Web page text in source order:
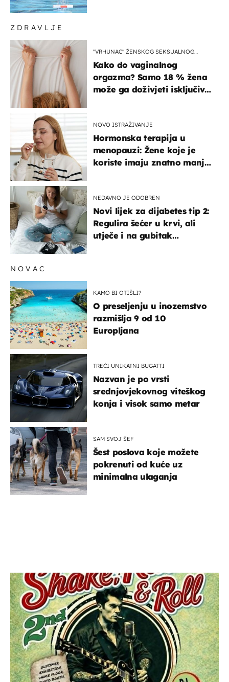
ZDRAVLJE
"VRHUNAC" ŽENSKOG SEKSUALNOG
Kako do vaginalnog
orgazma? Samo 18 % žena
može ga doživjeti isključivo
NOVO ISTRAŽIVANJE
Hormonska terapija u
menopauzi: Žene koje je
koriste imaju znatno manji
NEDAVNO JE ODOBREN
Novi lijek za dijabetes tip 2:
Regulira šećer u krvi, ali
utječe i na gubitak
NOVAC
KAMO BI OTIŠLI?
O preseljenju u inozemstvo
razmišlja 9 od 10
Europljana
TREĆI UNIKATNI BUGATTI
Nazvan je po vrsti
srednjovjekovnog viteškog
konja i visok samo metar
SAM SVOJ ŠEF
Šest poslova koje možete
pokrenuti od kuće uz
minimalna ulaganja